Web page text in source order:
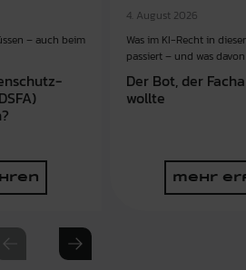
– auch beim
4. August 2026
Was im KI-Recht in
passiert – und was
Der Bot, der
wollte
mehr
Previous slide
Next slide